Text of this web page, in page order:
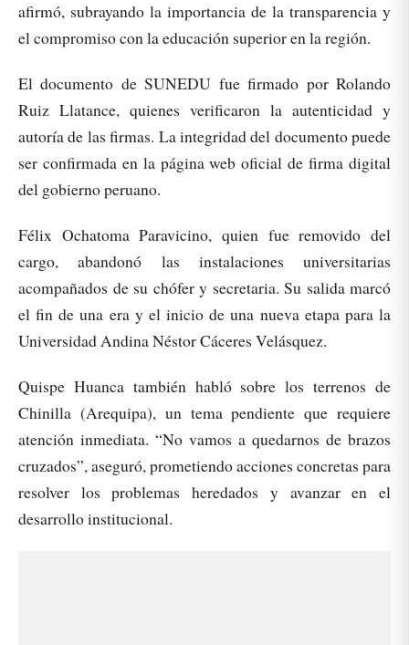
afirmó, subrayando la importancia de la transparencia y
el compromiso con la educación superior en la región.
El documento de SUNEDU fue firmado por Rolando
Ruiz Llatance, quienes verificaron la autenticidad y
autoría de las firmas. La integridad del documento puede
ser confirmada en la página web oficial de firma digital
del gobierno peruano.
Félix Ochatoma Paravicino, quien fue removido del
cargo, abandonó las instalaciones universitarias
acompañados de su chófer y secretaria. Su salida marcó
el fin de una era y el inicio de una nueva etapa para la
Universidad Andina Néstor Cáceres Velásquez.
Quispe Huanca también habló sobre los terrenos de
Chinilla (Arequipa), un tema pendiente que requiere
atención inmediata. “No vamos a quedarnos de brazos
cruzados”, aseguró, prometiendo acciones concretas para
resolver los problemas heredados y avanzar en el
desarrollo institucional.